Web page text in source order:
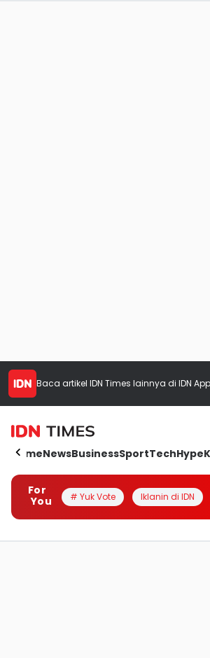
Baca artikel IDN Times lainnya di IDN App
HomeNewsBusinessSportTechHype
For
You
# Yuk Vote Iklanin di IDN